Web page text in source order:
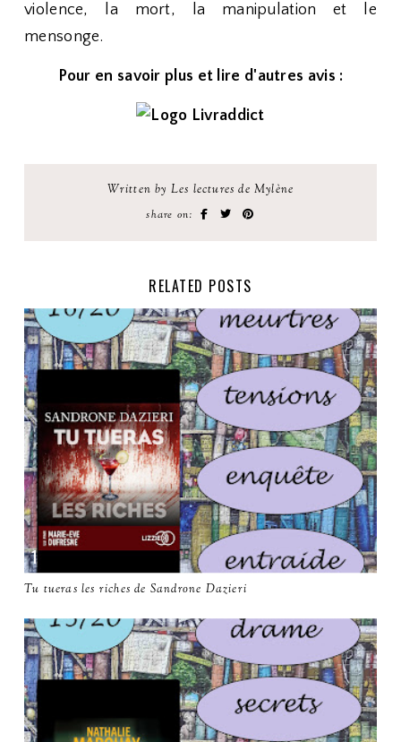
violence, la mort, la manipulation et le
mensonge.
Pour en savoir plus et lire d'autres avis :
Written by Les lectures de Mylène
share on:
RELATED POSTS
Tu tueras les riches de Sandrone Dazieri